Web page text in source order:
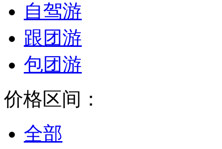
自驾游
跟团游
包团游
价格区间：
全部